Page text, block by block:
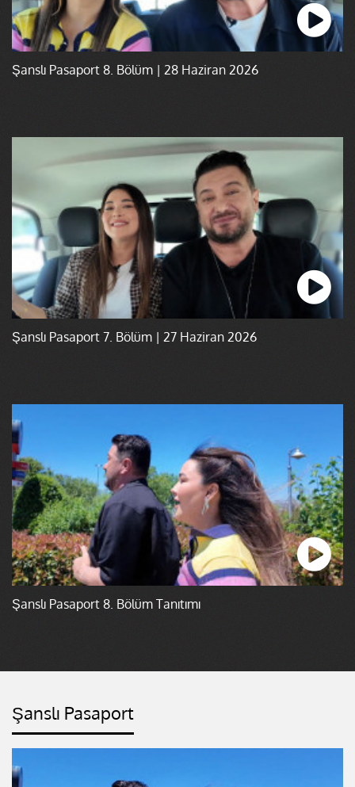
Şanslı Pasaport 8. Bölüm | 28 Haziran 2026
Şanslı Pasaport 7. Bölüm | 27 Haziran 2026
Şanslı Pasaport 8. Bölüm Tanıtımı
Şanslı Pasaport